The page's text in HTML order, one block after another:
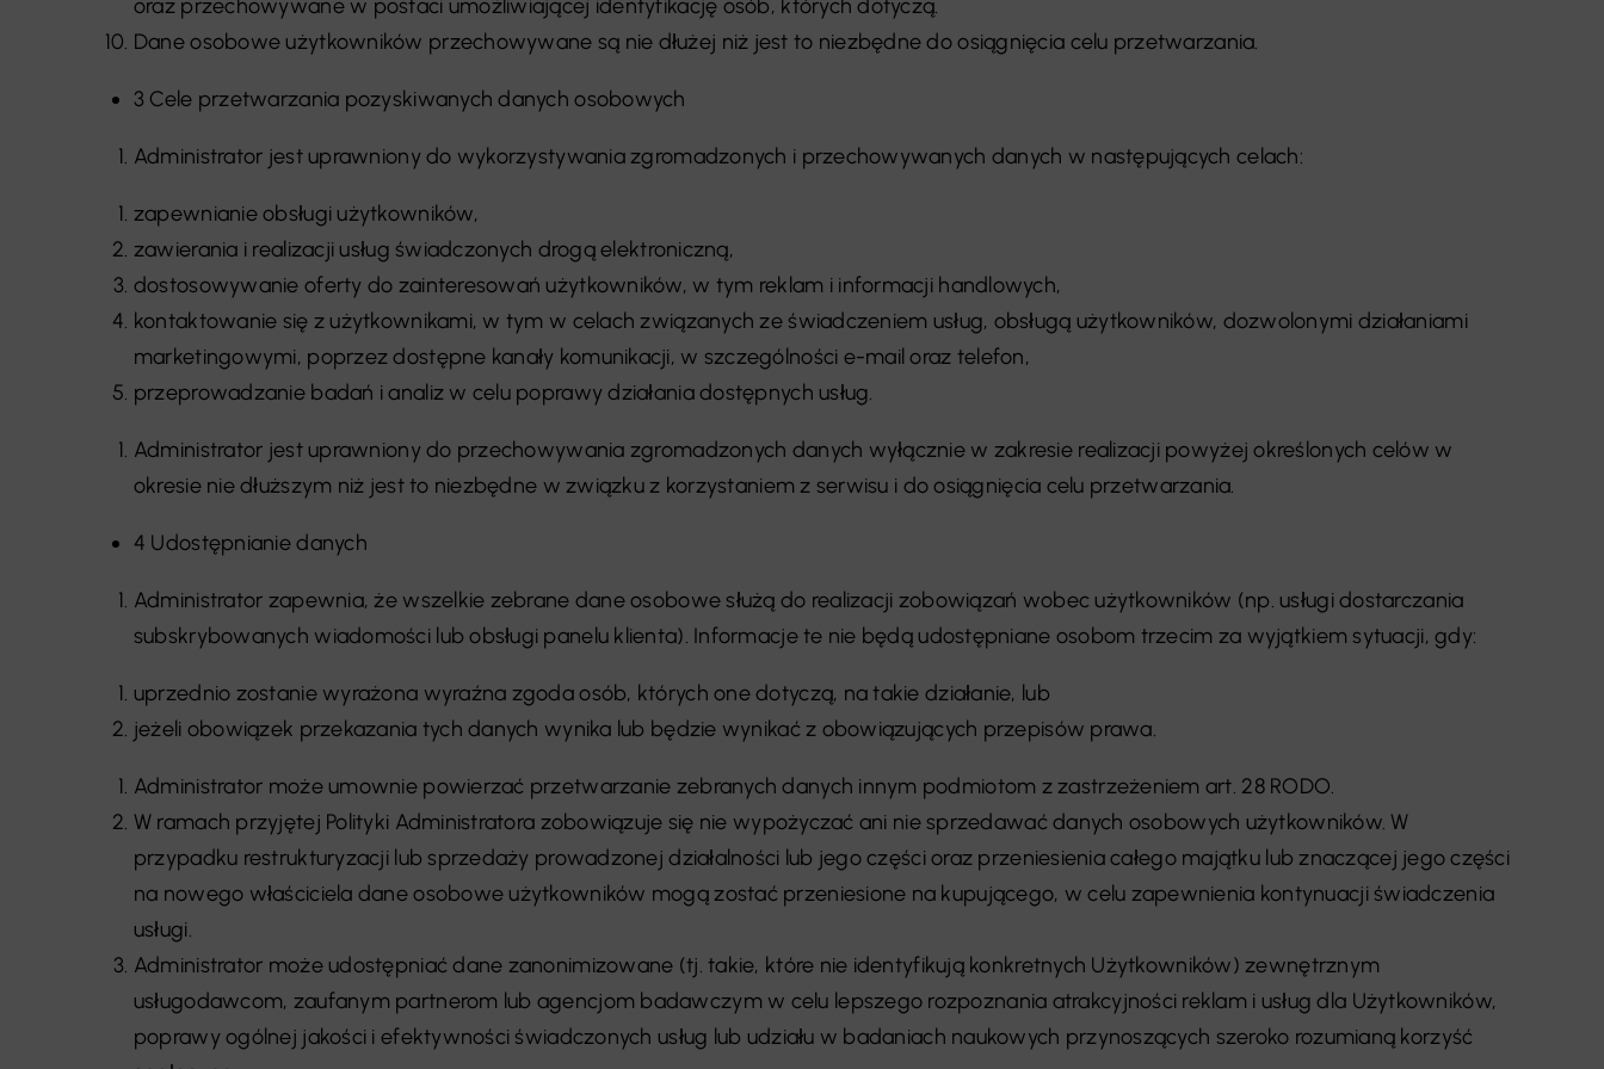
oraz przechowywane w postaci umożliwiającej identyfikację osób, których dotyczą.
Dane osobowe użytkowników przechowywane są nie dłużej niż jest to niezbędne do osiągnięcia celu przetwarzania.
3 Cele przetwarzania pozyskiwanych danych osobowych
Administrator jest uprawniony do wykorzystywania zgromadzonych i przechowywanych danych w następujących celach:
zapewnianie obsługi użytkowników,
zawierania i realizacji usług świadczonych drogą elektroniczną,
dostosowywanie oferty do zainteresowań użytkowników, w tym reklam i informacji handlowych,
kontaktowanie się z użytkownikami, w tym w celach związanych ze świadczeniem usług, obsługą użytkowników, dozwolonymi działaniami
marketingowymi, poprzez dostępne kanały komunikacji, w szczególności e-mail oraz telefon,
przeprowadzanie badań i analiz w celu poprawy działania dostępnych usług.
Administrator jest uprawniony do przechowywania zgromadzonych danych wyłącznie w zakresie realizacji powyżej określonych celów w
okresie nie dłuższym niż jest to niezbędne w związku z korzystaniem z serwisu i do osiągnięcia celu przetwarzania.
4 Udostępnianie danych
Administrator zapewnia, że wszelkie zebrane dane osobowe służą do realizacji zobowiązań wobec użytkowników (np. usługi dostarczania
subskrybowanych wiadomości lub obsługi panelu klienta). Informacje te nie będą udostępniane osobom trzecim za wyjątkiem sytuacji, gdy:
uprzednio zostanie wyrażona wyraźna zgoda osób, których one dotyczą, na takie działanie, lub
jeżeli obowiązek przekazania tych danych wynika lub będzie wynikać z obowiązujących przepisów prawa.
Administrator może umownie powierzać przetwarzanie zebranych danych innym podmiotom z zastrzeżeniem art. 28 RODO.
W ramach przyjętej Polityki Administratora zobowiązuje się nie wypożyczać ani nie sprzedawać danych osobowych użytkowników. W
przypadku restrukturyzacji lub sprzedaży prowadzonej działalności lub jego części oraz przeniesienia całego majątku lub znaczącej jego części
na nowego właściciela dane osobowe użytkowników mogą zostać przeniesione na kupującego, w celu zapewnienia kontynuacji świadczenia
usługi.
Administrator może udostępniać dane zanonimizowane (tj. takie, które nie identyfikują konkretnych Użytkowników) zewnętrznym
usługodawcom, zaufanym partnerom lub agencjom badawczym w celu lepszego rozpoznania atrakcyjności reklam i usług dla Użytkowników,
poprawy ogólnej jakości i efektywności świadczonych usług lub udziału w badaniach naukowych przynoszących szeroko rozumianą korzyść